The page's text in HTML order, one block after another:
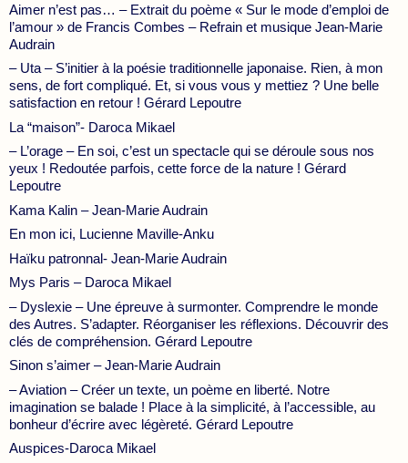
Aimer n’est pas… – Extrait du poème « Sur le mode d’emploi de
l’amour » de Francis Combes – Refrain et musique Jean-Marie
Audrain
– Uta – S’initier à la poésie traditionnelle japonaise. Rien, à mon
sens, de fort compliqué. Et, si vous vous y mettiez ? Une belle
satisfaction en retour ! Gérard Lepoutre
La “maison”- Daroca Mikael
– L’orage – En soi, c’est un spectacle qui se déroule sous nos
yeux ! Redoutée parfois, cette force de la nature ! Gérard
Lepoutre
Kama Kalin – Jean-Marie Audrain
En mon ici, Lucienne Maville-Anku
Haïku patronnal- Jean-Marie Audrain
Mys Paris – Daroca Mikael
– Dyslexie – Une épreuve à surmonter. Comprendre le monde
des Autres. S’adapter. Réorganiser les réflexions. Découvrir des
clés de compréhension. Gérard Lepoutre
Sinon s’aimer – Jean-Marie Audrain
– Aviation – Créer un texte, un poème en liberté. Notre
imagination se balade ! Place à la simplicité, à l’accessible, au
bonheur d’écrire avec légèreté. Gérard Lepoutre
Auspices-Daroca Mikael